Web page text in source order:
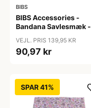
BIBS
BIBS Accessories -
Bandana Savlesmæk -
VEJL. PRIS 139,95 KR
90,97 kr
SPAR 41%